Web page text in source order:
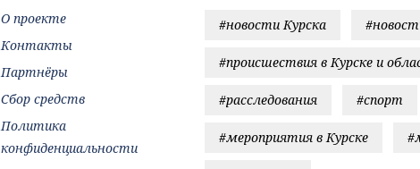
#новости Курска
#происшествия в Курске и
#расследования #спорт
#мероприятия в Курске
О проекте
Контакты
Партнёры
Сбор средств
Политика
конфиденциальности